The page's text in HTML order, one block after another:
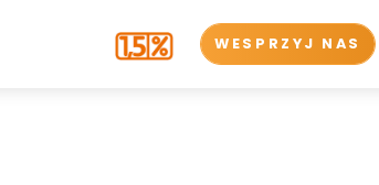
WESPRZYJ NAS